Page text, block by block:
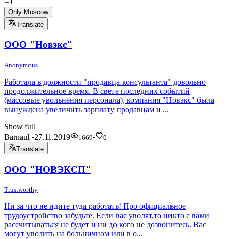
Only Moscow
Translate
ООО "Новэкс"
Anonymous
Работала в должности "продавца-консультанта" довольно
продолжительное время. В свете последних событий
(массовые увольнения персонала), компания "Новэкс" была
вынуждена увеличить зарплату продавцам и ...
Show full
Barnaul •27.11.2019 1669•
0
Translate
ООО "НОВЭКСП"
Trustworthy
Ни за что не идите туда работать! Про официальное
трудоустройство забудьте. Если вас уволят,то никто с вами
рассчитываться не будет и ни до кого не дозвонитесь. Вас
могут уволить на больничном или в о...